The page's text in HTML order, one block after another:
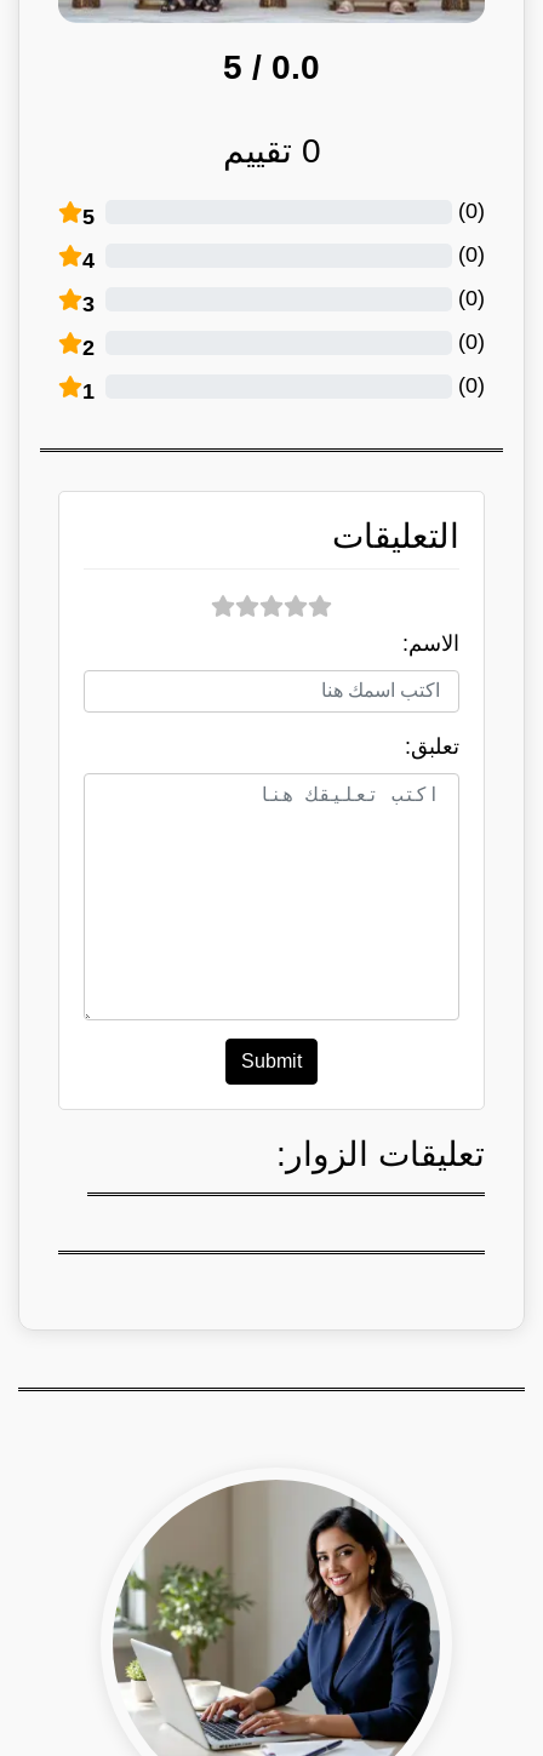
0.0
/ 5
0 تقييم
5 (
0
)
4 (
0
)
3 (
0
)
2 (
0
)
1 (
0
)
التعليقات
الاسم:
تعلبق:
Submit
تعليقات الزوار: